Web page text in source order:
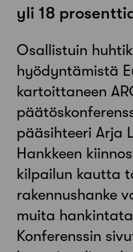
yli 18
Osallistuin
hyödyntämistä
kartoittaneen
pääsihteeri Arja
Hankkeen
kilpailun kautta
rakennushanke
muita
Konferenssin